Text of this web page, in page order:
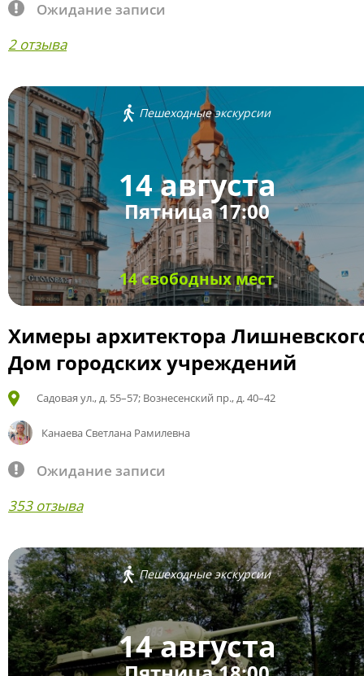
Ожидание записи
2 отзыва
Пешеходные экскурсии
14 августа
Пятница 17:00
14 свободных мест
Химеры архитектора
Дом городских учреждений
Садовая ул., д. 55–57; Вознесенский пр., д. 40–42
Канаева Светлана Рамилевна
Ожидание записи
353 отзыва
Пешеходные экскурсии
14 августа